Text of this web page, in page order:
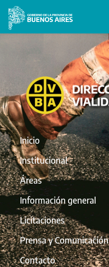
Inicio
Institucional
Áreas
Información general
Licitaciones
Prensa y Comunicación
Contacto